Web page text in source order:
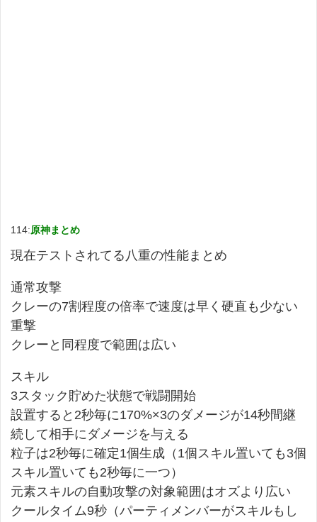
114:原神まとめ
現在テストされてる八重の性能まとめ
通常攻撃
クレーの7割程度の倍率で速度は早く硬直も少ない
重撃
クレーと同程度で範囲は広い
スキル
3スタック貯めた状態で戦闘開始
設置すると2秒毎に170%×3のダメージが14秒間継
続して相手にダメージを与える
粒子は2秒毎に確定1個生成（1個スキル置いても3個
スキル置いても2秒毎に一つ）
元素スキルの自動攻撃の対象範囲はオズより広い
クールタイム9秒（パーティメンバーがスキルもし